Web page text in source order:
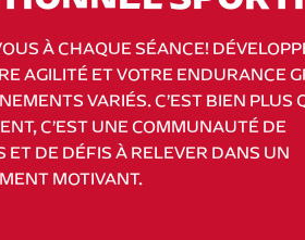
À CHAQUE SÉANCE!
AGILITÉ ET VOTRE ENDURANCE
VARIÉS. C’EST BIEN PLUS
C’EST UNE COMMUNAUTÉ DE
ET DE DÉFIS À RELEVER DANS UN
MOTIVANT.